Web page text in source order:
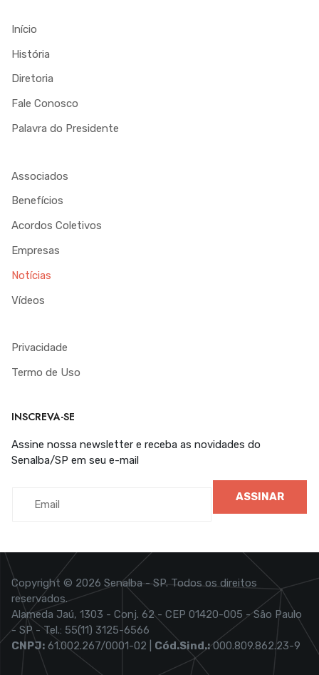
Início
História
Diretoria
Fale Conosco
Palavra do Presidente
Associados
Benefícios
Acordos Coletivos
Empresas
Notícias
Vídeos
Privacidade
Termo de Uso
INSCREVA-SE
Assine nossa newsletter e receba as novidades do
Senalba/SP em seu e-mail
ASSINAR
Copyright © 2026 Senalba - SP. Todos os direitos
reservados.
Alameda Jaú, 1303 - Conj. 62 - CEP 01420-005 - São Paulo
- SP - Tel.: 55(11) 3125-6566
CNPJ: 61.002.267/0001-02 | Cód.Sind.:000.809.862.23-9